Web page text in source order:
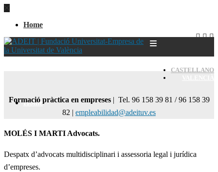
Home
CASTELLANO
Home
Formació pràctica en empreses | Tel. 96 158 39 81 / 96 158 39
82 | empleabilidad@adeituv.es
MOLÉS I MARTI Advocats.
Despatx d’advocats multidisciplinari i assessoria legal i jurídica
d’empreses.